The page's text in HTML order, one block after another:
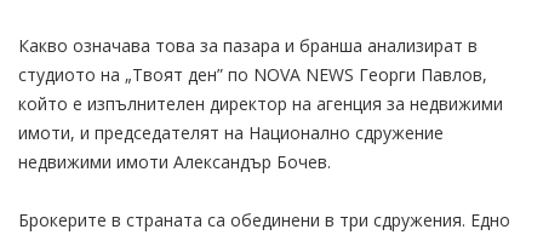
Какво означава това за пазара и бранша анализират в
студиото на „Твоят ден” по NOVA NEWS Георги Павлов,
който е изпълнителен директор на агенция за недвижими
имоти, и председателят на Национално сдружение
недвижими имоти Александър Бочев.
Брокерите в страната са обединени в три сдружения. Едно